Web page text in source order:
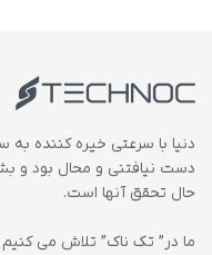
دنیا با سرعتی خیره کننده
دست نیافتنی و محال بود و
حال تحقق آنها است.
ما در” تک ناک” تلاش می